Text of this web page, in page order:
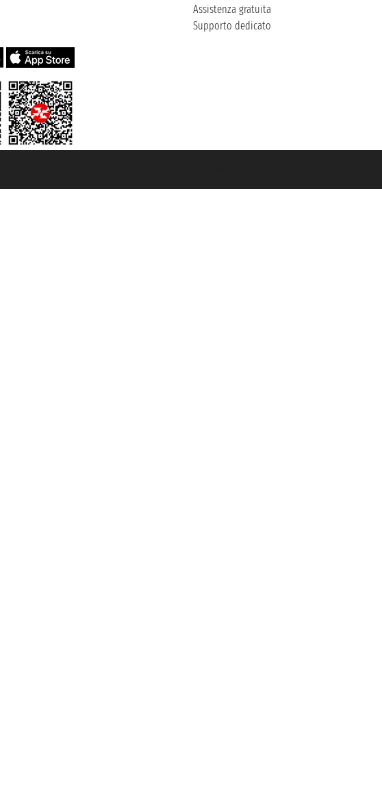
Assistenza gratuita
Supporto dedicato